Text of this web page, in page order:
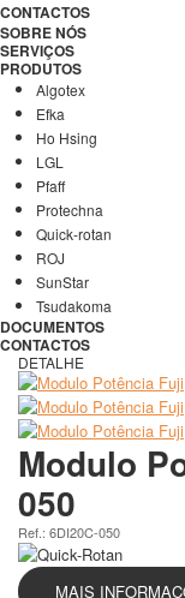
CONTACTOS
SOBRE NÓS
SERVIÇOS
PRODUTOS
Algotex
Efka
Ho Hsing
LGL
Pfaff
Protechna
Quick-rotan
ROJ
SunStar
Tsudakoma
DOCUMENTOS
CONTACTOS
DETALHE
Modulo
050
Ref.: 6DI20C-050
MAIS